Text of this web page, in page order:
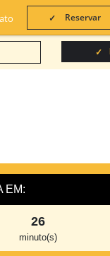
Reservar
EM:
26
minuto(s)